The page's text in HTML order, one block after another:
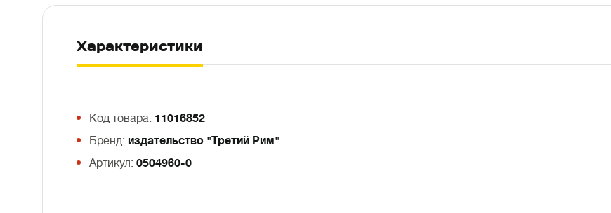
Характеристики
Код товара: 11016852
Бренд: издательство "Третий Рим"
Артикул: 0504960-0